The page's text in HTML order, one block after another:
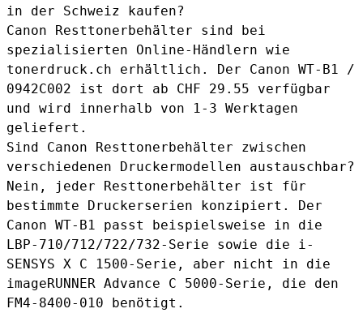
in der Schweiz kaufen?
Canon Resttonerbehälter sind bei
spezialisierten Online-Händlern wie
tonerdruck.ch erhältlich. Der Canon WT-B1 /
0942C002 ist dort ab CHF 29.55 verfügbar
und wird innerhalb von 1-3 Werktagen
geliefert.
Sind Canon Resttonerbehälter zwischen
verschiedenen Druckermodellen austauschbar?
Nein, jeder Resttonerbehälter ist für
bestimmte Druckerserien konzipiert. Der
Canon WT-B1 passt beispielsweise in die
LBP-710/712/722/732-Serie sowie die i-
SENSYS X C 1500-Serie, aber nicht in die
imageRUNNER Advance C 5000-Serie, die den
FM4-8400-010 benötigt.